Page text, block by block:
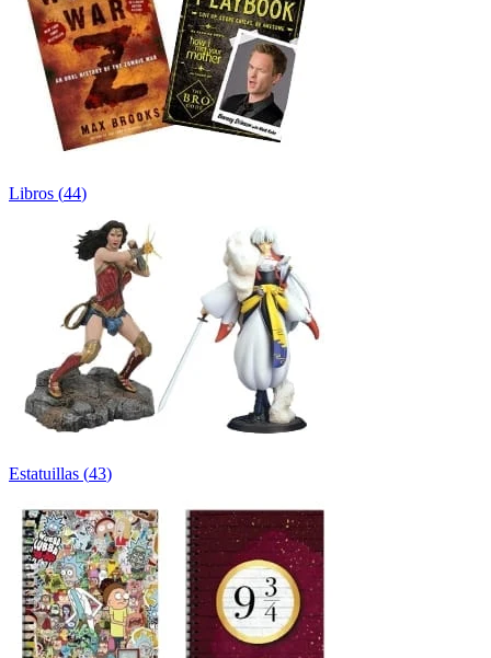
Libros (44)
Estatuillas (43)